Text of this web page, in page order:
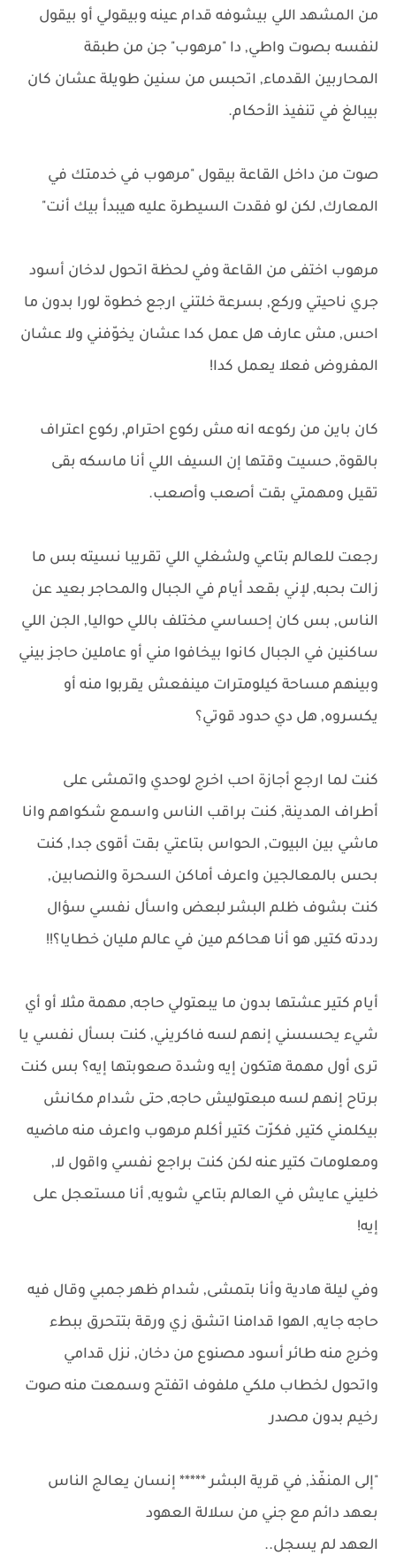
من المشهد اللي بيشوفه قدام عينه وبيقولي أو بيقول
لنفسه بصوت واطي, دا "مرهوب" جن من طبقة
المحاربين القدماء, اتحبس من سنين طويلة عشان كان
بيبالغ في تنفيذ الأحكام.
صوت من داخل القاعة بيقول "مرهوب في خدمتك في
المعارك, لكن لو فقدت السيطرة عليه هيبدأ بيك أنت"
مرهوب اختفى من القاعة وفي لحظة اتحول لدخان أسود
جري ناحيتي وركع, بسرعة خلتني ارجع خطوة لورا بدون ما
احس, مش عارف هل عمل كدا عشان يخوّفني ولا عشان
المفروض فعلا يعمل كدا!
كان باين من ركوعه انه مش ركوع احترام, ركوع اعتراف
بالقوة, حسيت وقتها إن السيف اللي أنا ماسكه بقى
تقيل ومهمتي بقت أصعب وأصعب.
رجعت للعالم بتاعي ولشغلي اللي تقريبا نسيته بس ما
زالت بحبه, لإني بقعد أيام في الجبال والمحاجر بعيد عن
الناس, بس كان إحساسي مختلف باللي حواليا, الجن اللي
ساكنين في الجبال كانوا بيخافوا مني أو عاملين حاجز بيني
وبينهم مساحة كيلومترات مينفعش يقربوا منه أو
يكسروه, هل دي حدود قوتي؟
كنت لما ارجع أجازة احب اخرج لوحدي واتمشى على
أطراف المدينة, كنت براقب الناس واسمع شكواهم وانا
ماشي بين البيوت, الحواس بتاعتي بقت أقوى جدا, كنت
بحس بالمعالجين واعرف أماكن السحرة والنصابين,
كنت بشوف ظلم البشر لبعض واسأل نفسي سؤال
رددته كتير, هو أنا هحاكم مين في عالم مليان خطايا؟!!
أيام كتير عشتها بدون ما يبعتولي حاجه, مهمة مثلا أو أي
شيء يحسسني إنهم لسه فاكريني, كنت بسأل نفسي يا
ترى أول مهمة هتكون إيه وشدة صعوبتها إيه؟ بس كنت
برتاح إنهم لسه مبعتوليش حاجه, حتى شدام مكانش
بيكلمني كتير, فكرّت كتير أكلم مرهوب واعرف منه ماضيه
ومعلومات كتير عنه لكن كنت براجع نفسي واقول لا,
خليني عايش في العالم بتاعي شويه, أنا مستعجل على
إيه!
وفي ليلة هادية وأنا بتمشى, شدام ظهر جمبي وقال فيه
حاجه جايه, الهوا قدامنا اتشق زي ورقة بتتحرق ببطء
وخرج منه طائر أسود مصنوع من دخان, نزل قدامي
واتحول لخطاب ملكي ملفوف اتفتح وسمعت منه صوت
رخيم بدون مصدر
"إلى المنفّذ, في قرية البشر ***** إنسان يعالج الناس
بعهد دائم مع جني من سلالة العهود
العهد لم يسجل..